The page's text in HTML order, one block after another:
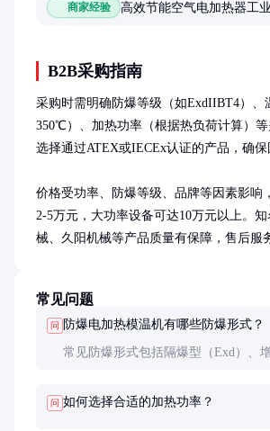
商家经验
B2B采购指南
采购时需明确防爆等级（如ExdIIBT4）、
350℃）、加热功率（根据热负荷计算）
选择通过ATEX或IECEx认证的产品，确保
价格受功率、防爆等级、品牌等因素影响
2-5万元，大功率设备可达10万元以上。
械、久阳机械等产品质量有保障，售后服
常见问题
问 防爆电加热模温机有哪些防爆形式？
常见防爆形式包括隔爆型（Exd）、
火花产生；本安型限制能量 below点
问 如何选择合适的加热功率？